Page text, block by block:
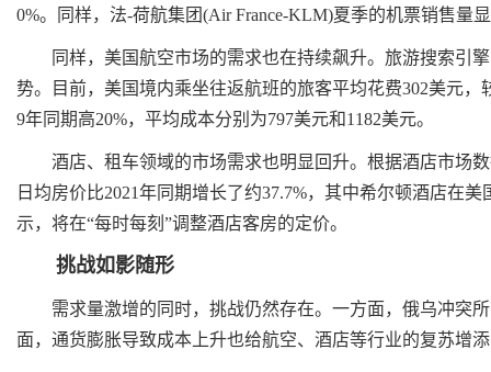
0%。同样，法-荷航集团(Air France-KLM)夏季的机票销售量
同样，美国航空市场的需求也在持续飙升。旅游搜索引擎
势。目前，美国境内乘坐往返航班的旅客平均花费302美元
9年同期高20%，平均成本分别为797美元和1182美元。
酒店、租车领域的市场需求也明显回升。根据酒店市场数
日均房价比2021年同期增长了约37.7%，其中希尔顿酒店在
示，将在“每时每刻”调整酒店客房的定价。
挑战如影随形
需求量激增的同时，挑战仍然存在。一方面，俄乌冲突所
面，通货膨胀导致成本上升也给航空、酒店等行业的复苏增